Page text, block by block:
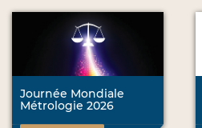
Journée Mondiale
Métrologie 2026